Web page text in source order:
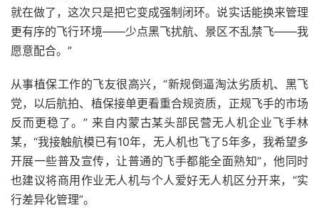
就在做了，这次只是把它变成强制闭环。说实话能换来管理
更有序的飞行环境——少点黑飞扰航、景区不乱禁飞——我
愿意配合。”
从事植保工作的飞友很高兴，“新规倒逼淘汰劣质机、黑飞
党，以后航拍、植保接单更看重合规资质，正规飞手的市场
反而更稳了。” 来自内蒙古某头部民营无人机企业飞手林
某，“我接触航模已有10年，无人机也飞了5年多，我希望多
开展一些普及宣传，让普通的飞手都能全面熟知”，他同时
也建议将商用作业无人机与个人爱好无人机区分开来，“实
行差异化管理”。